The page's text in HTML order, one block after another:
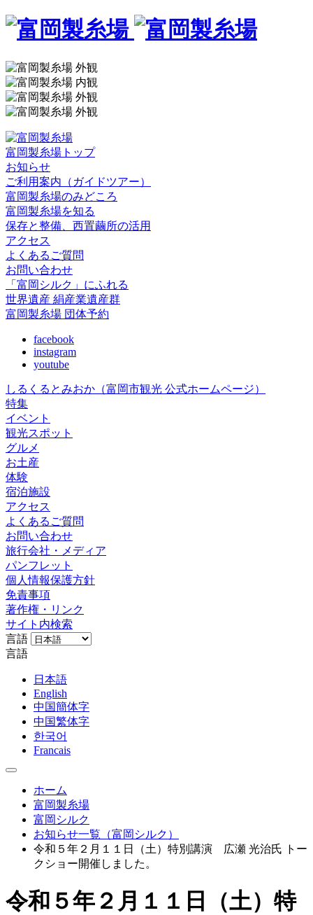
富岡製糸場トップ
お知らせ
ご利用案内（ガイドツアー）
富岡製糸場のみどころ
富岡製糸場を知る
保存と整備、西置繭所の活用
アクセス
よくあるご質問
お問い合わせ
「富岡シルク」にふれる
世界遺産 絹産業遺産群
富岡製糸場 団体予約
facebook
instagram
youtube
しるくるとみおか （富岡市観光 公式ホームページ）
特集
イベント
観光スポット
グルメ
お土産
体験
宿泊施設
アクセス
よくあるご質問
お問い合わせ
旅行会社・メディア
パンフレット
個人情報保護方針
免責事項
著作権・リンク
サイト内検索
言語
言語
日本語
English
中国簡体字
中国繁体字
한국어
Francais
ホーム
富岡製糸場
富岡シルク
お知らせ一覧（富岡シルク）
令和５年２月１１日（土）特別講演 広瀬 光治氏 トー
クショー開催しました。
令和５年２月１１日（土）特